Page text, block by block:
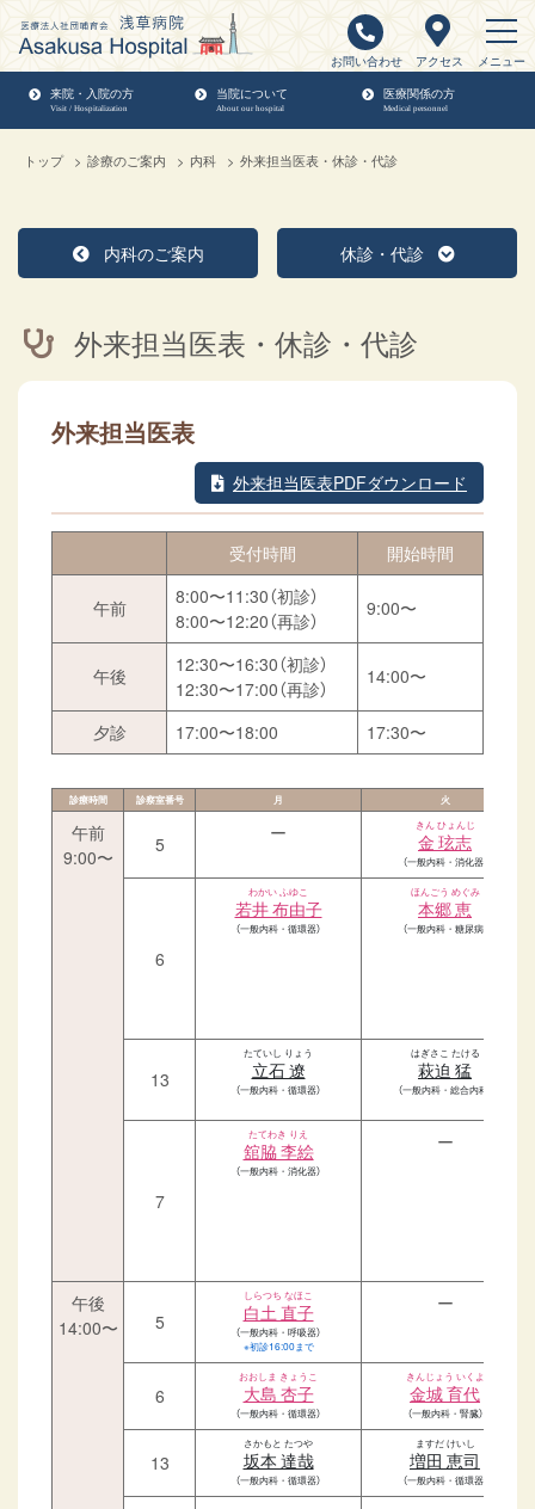
メニュー
お問い合わせ アクセス
来院・入院の方
Visit / Hospitalization
当院について
About our hospital
医療関係の方
Medical personnel
トップ 診療のご案内 内科 外来担当医表・休診・代診
内科のご案内 休診・代診
外来担当医表・休診・代診
外来担当医表
外来担当医表PDFダウンロード
受付時間 開始時間
午前 8:00〜11:30（初診）
8:00〜12:20（再診）
9:00〜
午後 12:30〜16:30（初診）
12:30〜17:00（再診）
14:00〜
夕診 17:00〜18:00 17:30〜
診療時間 診察室番号 月 火
午前
9:00〜
5 ー きん ひょんじ
金 玹志
（一般内科・消化器）
6
わかい ふゆこ
若井 布由子
（一般内科・循環器）
ほんごう めぐみ
本郷 恵
（一般内科・糖尿病）
13
たていし りょう
立石 遼
（一般内科・循環器）
はぎさこ たける
萩迫 猛
（一般内科・総合内科）
7
たてわき りえ
舘脇 李絵
（一般内科・消化器）
ー
午後
14:00〜
5
しらつち なほこ
白土 直子
（一般内科・呼吸器）
※初診16:00まで
ー
6
おおしま きょうこ
大島 杏子
（一般内科・循環器）
きんじょう いくよ
金城 育代
（一般内科・腎臓）
13
さかもと たつや
坂本 達哉
（一般内科・循環器）
ますだ けいし
増田 恵司
（一般内科・循環器）